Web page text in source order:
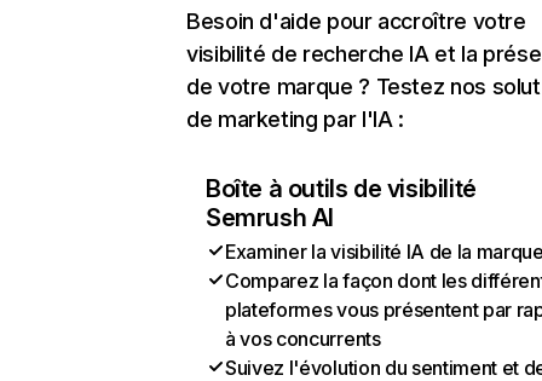
Besoin d'aide pour accroître votre
visibilité de recherche IA et la
de votre marque ? Testez nos
de marketing par l'IA :
Boîte à outils de visibilité
Semrush AI
Examiner la visibilité IA de la
Comparez la façon dont les
plateformes vous présentent par
à vos concurrents
Suivez l'évolution du sentiment et